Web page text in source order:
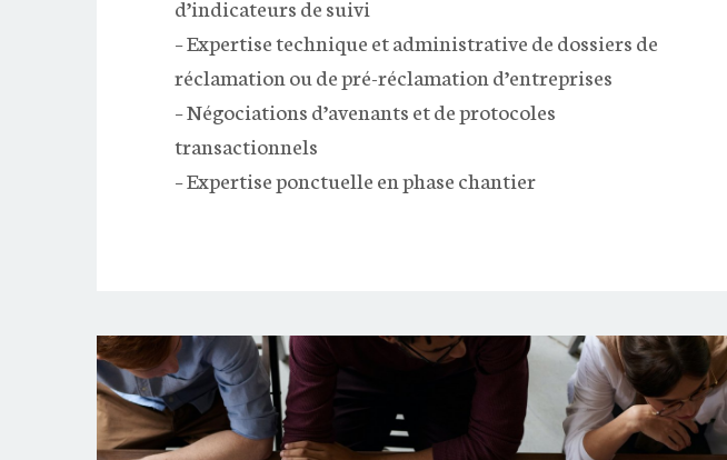
d’indicateurs de suivi
– Expertise technique et administrative de dossiers de
réclamation ou de pré-réclamation d’entreprises
– Négociations d’avenants et de protocoles
transactionnels
– Expertise ponctuelle en phase chantier